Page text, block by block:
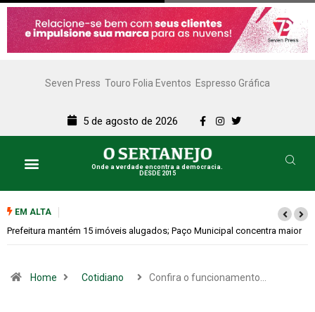
Seven Press Touro Folia Eventos Espresso Gráfica
5 de agosto de 2026
Onde a verdade encontra a democracia.
DESDE 2015
EM ALTA
Colina promove 1º Fórum de Turismo para discutir desenvolvimento
Home Cotidiano Confira o funcionamento…